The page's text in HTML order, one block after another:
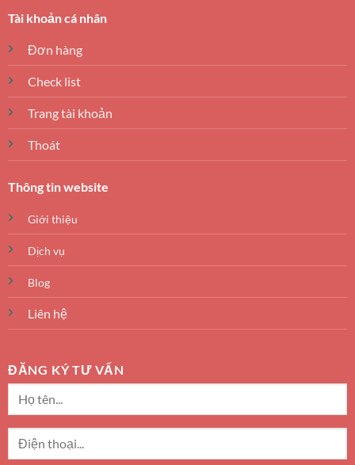
Tài khoản cá nhân
Đơn hàng
Check list
Trang tài khoản
Thoát
Thông tin website
Giới thiệu
Dịch vụ
Blog
Liên hệ
ĐĂNG KÝ TƯ VẤN